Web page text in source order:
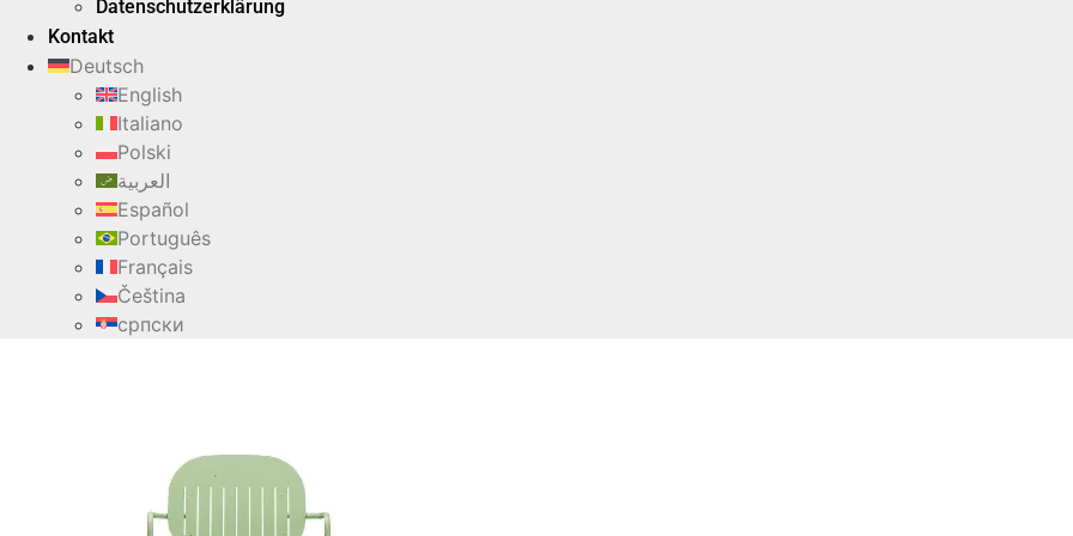
Datenschutzerklärung
Kontakt
Deutsch
English
Italiano
Polski
العربية
Español
Português
Français
Čeština
српски